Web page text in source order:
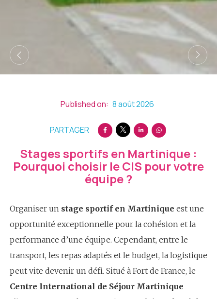
Published on: 8 août 2026
PARTAGER
Stages sportifs en Martinique :
Pourquoi choisir le CIS pour votre
équipe ?
Organiser un stage sportif en Martinique est une
opportunité exceptionnelle pour la cohésion et la
performance d’une équipe. Cependant, entre le
transport, les repas adaptés et le budget, la logistique
peut vite devenir un défi. Situé à Fort de France, le
Centre International de Séjour Martinique